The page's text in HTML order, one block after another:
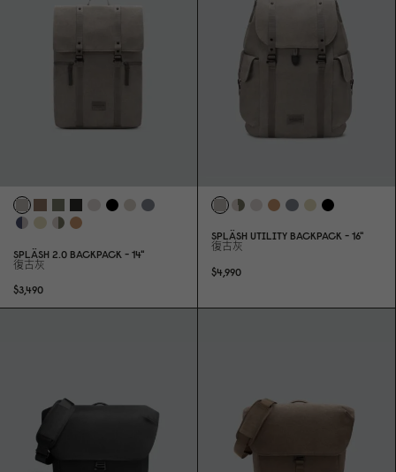
SPLÄSH 2. 0 BACKPACK - 14"
復古灰
$3,490
SPLÄSH UTILITY BACKPACK - 16"
復古灰
$4,990